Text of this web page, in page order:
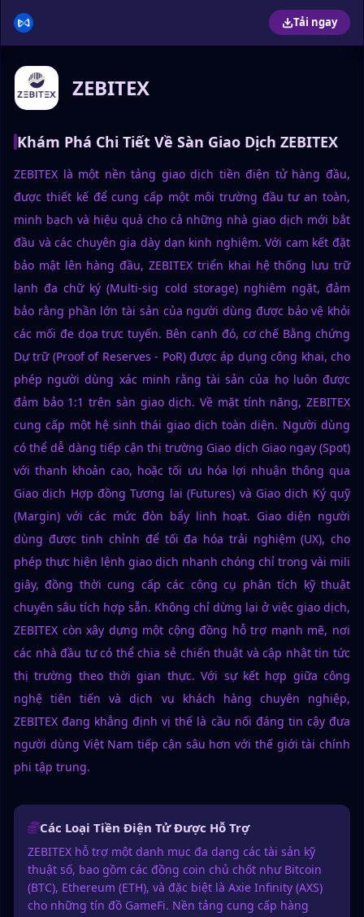
Tải ngay
ZEBITEX
Khám Phá Chi Tiết Về Sàn Giao Dịch ZEBITEX
ZEBITEX là một nền tảng giao dịch tiền điện tử hàng đầu,
được thiết kế để cung cấp một môi trường đầu tư an toàn,
minh bạch và hiệu quả cho cả những nhà giao dịch mới bắt
đầu và các chuyên gia dày dạn kinh nghiệm. Với cam kết đặt
bảo mật lên hàng đầu, ZEBITEX triển khai hệ thống lưu trữ
lạnh đa chữ ký (Multi-sig cold storage) nghiêm ngặt, đảm
bảo rằng phần lớn tài sản của người dùng được bảo vệ khỏi
các mối đe dọa trực tuyến. Bên cạnh đó, cơ chế Bằng chứng
Dự trữ (Proof of Reserves - PoR) được áp dụng công khai, cho
phép người dùng xác minh rằng tài sản của họ luôn được
đảm bảo 1:1 trên sàn giao dịch. Về mặt tính năng, ZEBITEX
cung cấp một hệ sinh thái giao dịch toàn diện. Người dùng
có thể dễ dàng tiếp cận thị trường Giao dịch Giao ngay (Spot)
với thanh khoản cao, hoặc tối ưu hóa lợi nhuận thông qua
Giao dịch Hợp đồng Tương lai (Futures) và Giao dịch Ký quỹ
(Margin) với các mức đòn bẩy linh hoạt. Giao diện người
dùng được tinh chỉnh để tối đa hóa trải nghiệm (UX), cho
phép thực hiện lệnh giao dịch nhanh chóng chỉ trong vài mili
giây, đồng thời cung cấp các công cụ phân tích kỹ thuật
chuyên sâu tích hợp sẵn. Không chỉ dừng lại ở việc giao dịch,
ZEBITEX còn xây dựng một cộng đồng hỗ trợ mạnh mẽ, nơi
các nhà đầu tư có thể chia sẻ chiến thuật và cập nhật tin tức
thị trường theo thời gian thực. Với sự kết hợp giữa công
nghệ tiên tiến và dịch vụ khách hàng chuyên nghiệp,
ZEBITEX đang khẳng định vị thế là cầu nối đáng tin cậy đưa
người dùng Việt Nam tiếp cận sâu hơn với thế giới tài chính
phi tập trung.
Các Loại Tiền Điện Tử Được Hỗ Trợ
ZEBITEX hỗ trợ một danh mục đa dạng các tài sản kỹ
thuật số, bao gồm các đồng coin chủ chốt như Bitcoin
(BTC), Ethereum (ETH), và đặc biệt là Axie Infinity (AXS)
cho những tín đồ GameFi. Nền tảng cung cấp hàng